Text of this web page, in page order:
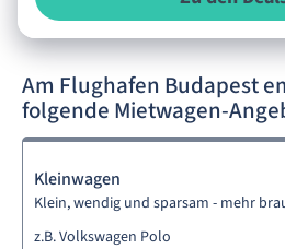
Am Flughafen Budapest
folgende Mietwagen-
Kleinwagen
Klein, wendig und sparsam - mehr
z.B. Volkswagen Polo